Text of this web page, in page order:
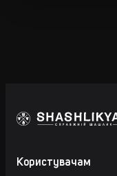
Користувачам